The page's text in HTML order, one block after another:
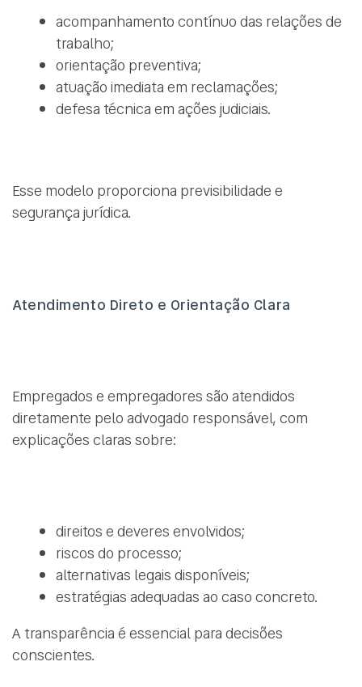
acompanhamento contínuo das relações de
trabalho;
orientação preventiva;
atuação imediata em reclamações;
defesa técnica em ações judiciais.
Esse modelo proporciona previsibilidade e
segurança jurídica.
Atendimento Direto e Orientação Clara
Empregados e empregadores são atendidos
diretamente pelo advogado responsável, com
explicações claras sobre:
direitos e deveres envolvidos;
riscos do processo;
alternativas legais disponíveis;
estratégias adequadas ao caso concreto.
A transparência é essencial para decisões
conscientes.